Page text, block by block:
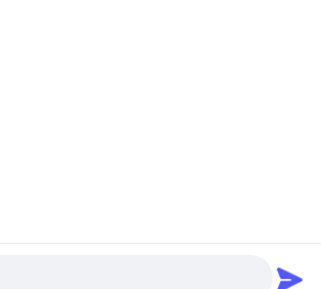
Copyright © 2021-2026 Foshan Nanhai